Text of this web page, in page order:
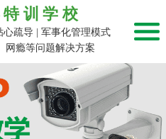
训学校
疏导 | 军事化管理模式
网瘾等问题解决方案